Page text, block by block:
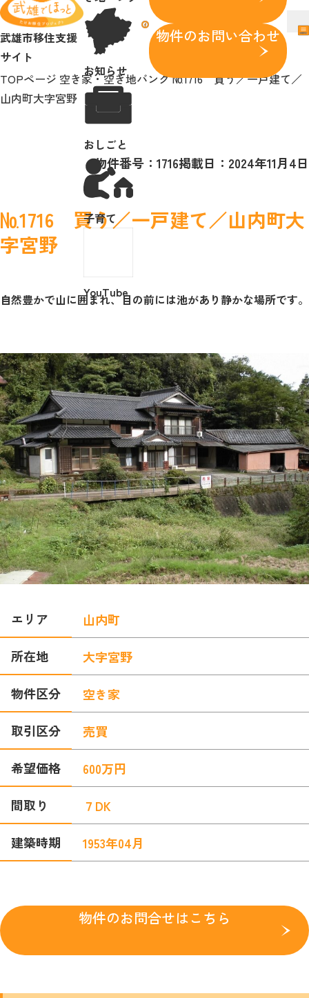
ニュー
武雄市移住支援サイト
メニューを開閉する
武雄で暮らす魅力
サポート
空き家・空き地バンク
移住等のお問い合わせ
武雄市移住支援
サイト
お知らせ
おしごと
子育て
YouTube
facebook
物件のお問い合わせ
TOPページ 空き家・空き地バンク№1716 買う／一戸建て／
山内町大字宮野
№1716 買う／一戸建て／山内町大
字宮野
物件番号：1716掲載日：2024年11月4日
自然豊かで山に囲まれ、目の前には池があり静かな場所です。
エリア 山内町
所在地 大字宮野
物件区分 空き家
取引区分 売買
希望価格 600万円
間取り ７DK
建築時期 1953年04月
物件のお問合せはこちら